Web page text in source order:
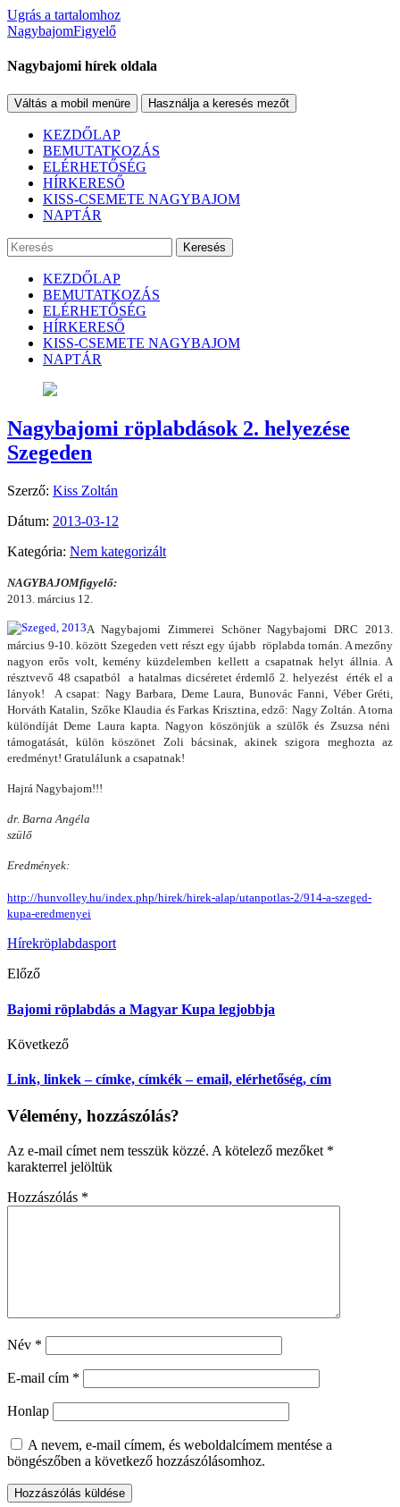
Ugrás a tartalomhoz
NagybajomFigyelő
Nagybajomi hírek oldala
Váltás a mobil menüre Használja a keresés mezőt
KEZDŐLAP
BEMUTATKOZÁS
ELÉRHETŐSÉG
HÍRKERESŐ
KISS-CSEMETE NAGYBAJOM
NAPTÁR
Keresés
KEZDŐLAP
BEMUTATKOZÁS
ELÉRHETŐSÉG
HÍRKERESŐ
KISS-CSEMETE NAGYBAJOM
NAPTÁR
Nagybajomi röplabdások 2. helyezése
Szegeden
Szerző: Kiss Zoltán
Dátum: 2013-03-12
Kategória: Nem kategorizált
NAGYBAJOMfigyelő:
2013. március 12.
A Nagybajomi Zimmerei Schöner Nagybajomi DRC 2013.
március 9-10. között Szegeden vett részt egy újabb röplabda tornán. A mezőny
nagyon erős volt, kemény küzdelemben kellett a csapatnak helyt állnia. A
résztvevő 48 csapatból a hatalmas dicséretet érdemlő 2. helyezést érték el a
lányok! A csapat: Nagy Barbara, Deme Laura, Bunovác Fanni, Véber Gréti,
Horváth Katalin, Szőke Klaudia és Farkas Krisztina, edző: Nagy Zoltán. A torna
különdíját Deme Laura kapta. Nagyon köszönjük a szülők és Zsuzsa néni
támogatását, külön köszönet Zoli bácsinak, akinek szigora meghozta az
eredményt! Gratulálunk a csapatnak!
Hajrá Nagybajom!!!
dr. Barna Angéla
szülő
Eredmények:
http://hunvolley.hu/index.php/hirek/hirek-alap/utanpotlas-2/914-a-szeged-
kupa-eredmenyei
Hírekröplabdasport
Előző
Bajomi röplabdás a Magyar Kupa legjobbja
Következő
Link, linkek – címke, címkék – email, elérhetőség, cím
Vélemény, hozzászólás?
Az e-mail címet nem tesszük közzé. A kötelező mezőket *
karakterrel jelöltük
Hozzászólás *
Név *
E-mail cím *
Honlap
A nevem, e-mail címem, és weboldalcímem mentése a
böngészőben a következő hozzászólásomhoz.